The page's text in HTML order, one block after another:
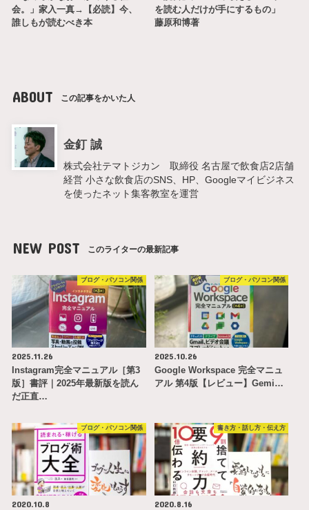
会。」家入一真→【必読】今、
誰しもが読むべき本
を読む人だけが手にするもの」
藤原和博著
ABOUT この記事をかいた人
金釘 誠
株式会社テマトジカン 取締役 名古屋で飲食店2店舗
経営 小さな飲食店のSNS、HP、Googleマイビジネス
を使ったネット集客教室を運営
NEW POST このライターの最新記事
ブログ・パソコン関係
2025.11.26
Instagram完全マニュアル［第3
版］書評｜2025年最新版を読ん
だ正直…
ブログ・パソコン関係
2025.10.26
Google Workspace 完全マニュ
アル 第4版【レビュー】Gemi…
ブログ・パソコン関係
2020.10.8
書き方・話し方・伝え方
2020.8.16